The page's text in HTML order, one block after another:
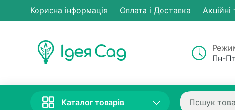
Корисна інформація Оплата і Доставка Акційні
Пн-
Каталог товарів